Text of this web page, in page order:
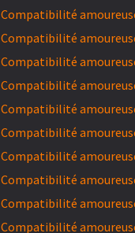
Compatibilité
Compatibilité
Compatibilité
Compatibilité
Compatibilité
Compatibilité
Compatibilité
Compatibilité
Compatibilité
Compatibilité